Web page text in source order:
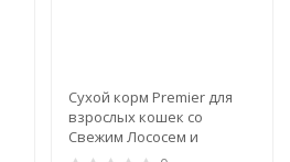
Сухой корм Premier для
взрослых кошек со
Свежим Лососем и
Индейкой (Cat